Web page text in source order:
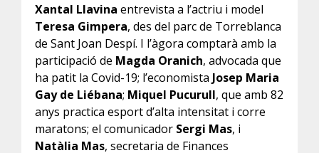
Xantal Llavina entrevista a l’actriu i model
Teresa Gimpera, des del parc de Torreblanca
de Sant Joan Despí. I l’àgora comptarà amb la
participació de Magda Oranich, advocada que
ha patit la Covid-19; l’economista Josep Maria
Gay de Liébana; Miquel Pucurull, que amb 82
anys practica esport d’alta intensitat i corre
maratons; el comunicador Sergi Mas, i
Natàlia Mas, secretaria de Finances